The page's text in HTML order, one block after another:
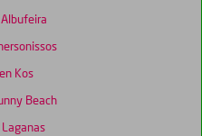
Kos
Beach